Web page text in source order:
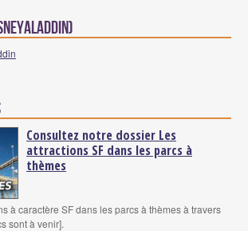
Consultez notre dossier Les
attractions SF dans les parcs à
thèmes
à caractère SF dans les parcs à thèmes à travers
sont à venir].